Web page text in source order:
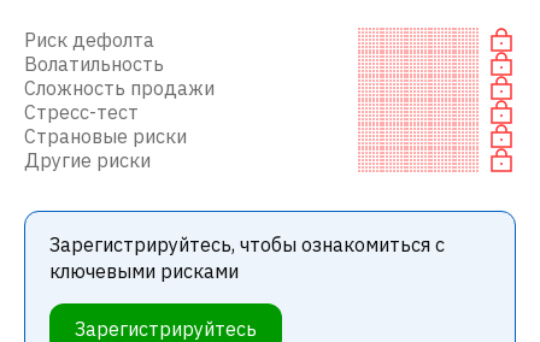
Риск дефолта
Волатильность
Сложность продажи
Стресс-тест
Страновые риски
Другие риски
Зарегистрируйтесь, чтобы ознакомиться с
ключевыми рисками
Зарегистрируйтесь